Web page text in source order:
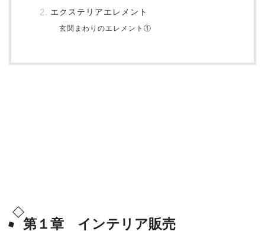
エクステリアエレメント
玄関まわりのエレメント①
第１章 インテリア販売